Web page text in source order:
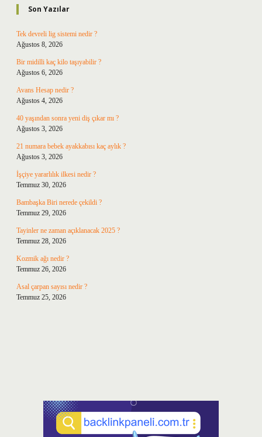
Son Yazılar
Tek devreli lig sistemi nedir ?
Ağustos 8, 2026
Bir midilli kaç kilo taşıyabilir ?
Ağustos 6, 2026
Avans Hesap nedir ?
Ağustos 4, 2026
40 yaşından sonra yeni diş çıkar mı ?
Ağustos 3, 2026
21 numara bebek ayakkabısı kaç aylık ?
Ağustos 3, 2026
İşçiye yararlılık ilkesi nedir ?
Temmuz 30, 2026
Bambaşka Biri nerede çekildi ?
Temmuz 29, 2026
Tayinler ne zaman açıklanacak 2025 ?
Temmuz 28, 2026
Kozmik ağı nedir ?
Temmuz 26, 2026
Asal çarpan sayısı nedir ?
Temmuz 25, 2026